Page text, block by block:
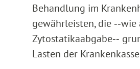
Behandlung im
gewährleisten, die
Zytostatikaabgabe‑‑
Lasten der